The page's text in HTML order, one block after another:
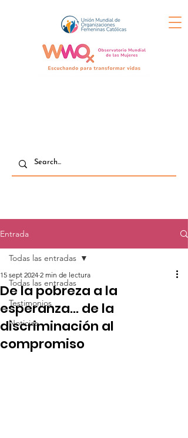
Entrada
Todas las entradas
Testimonios
Noticias
Todas las entradas
De la pobreza a la
esperanza... de la
discriminación al
compromiso
15 sept 2024 2 min de lectura